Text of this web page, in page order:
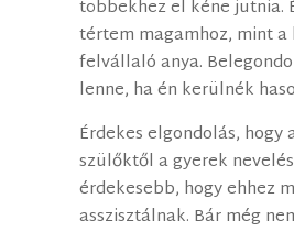
többekhez el kéne jutnia.
tértem magamhoz, mint
felvállaló anya.
lenne, ha én kerülnék
Érdekes elgondolás, hogy
szülőktől a gyerek
érdekesebb, hogy ehhez
asszisztálnak. Bár még